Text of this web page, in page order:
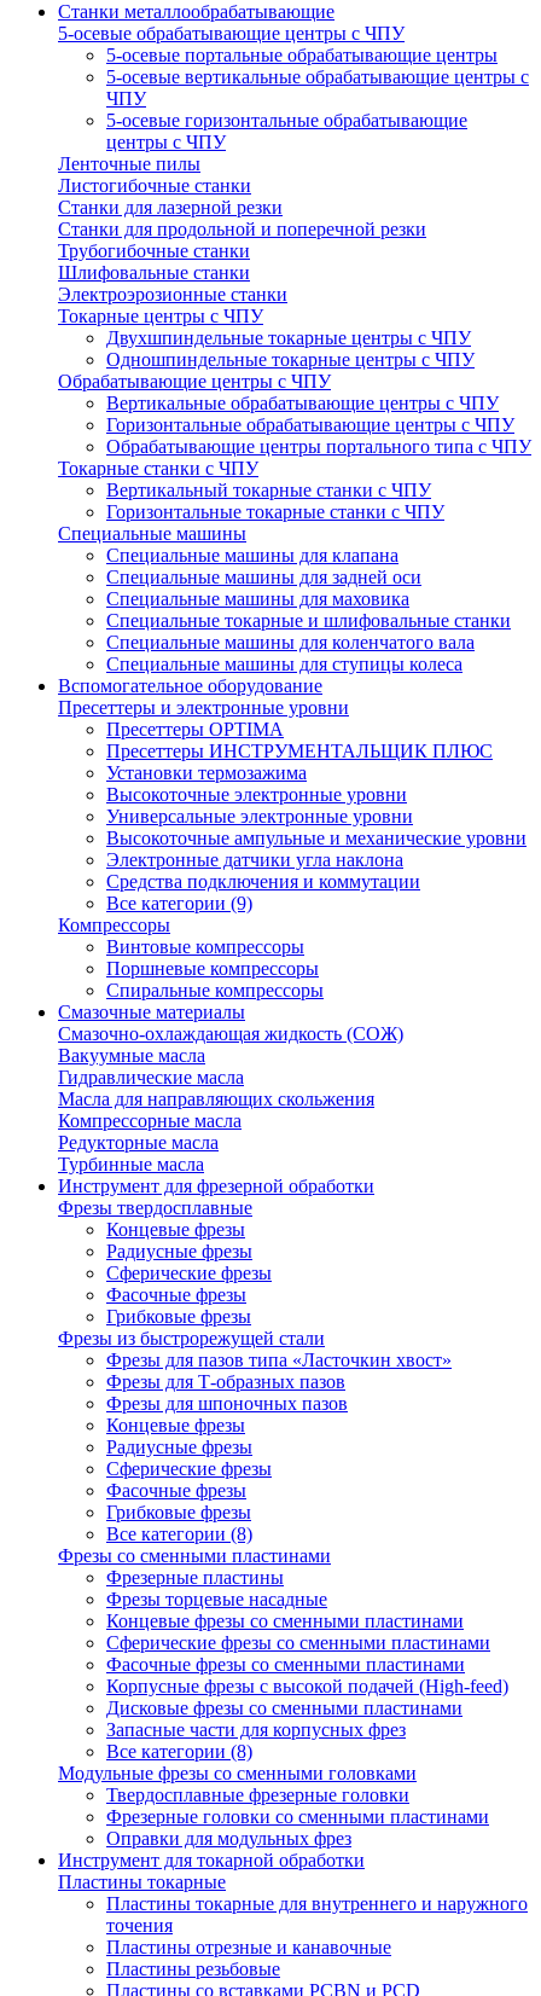
Станки металлообрабатывающие
5-осевые обрабатывающие центры с ЧПУ
5-осевые портальные обрабатывающие центры
5-осевые вертикальные обрабатывающие центры с
ЧПУ
5-осевые горизонтальные обрабатывающие
центры с ЧПУ
Ленточные пилы
Листогибочные станки
Станки для лазерной резки
Станки для продольной и поперечной резки
Трубогибочные станки
Шлифовальные станки
Электроэрозионные станки
Токарные центры с ЧПУ
Двухшпиндельные токарные центры с ЧПУ
Одношпиндельные токарные центры с ЧПУ
Обрабатывающие центры с ЧПУ
Вертикальные обрабатывающие центры с ЧПУ
Горизонтальные обрабатывающие центры с ЧПУ
Обрабатывающие центры портального типа с ЧПУ
Токарные станки с ЧПУ
Вертикальный токарные станки с ЧПУ
Горизонтальные токарные станки с ЧПУ
Специальные машины
Специальные машины для клапана
Специальные машины для задней оси
Специальные машины для маховика
Специальные токарные и шлифовальные станки
Специальные машины для коленчатого вала
Специальные машины для ступицы колеса
Вспомогательное оборудование
Пресеттеры и электронные уровни
Пресеттеры OPTIMA
Пресеттеры ИНСТРУМЕНТАЛЬЩИК ПЛЮС
Установки термозажима
Высокоточные электронные уровни
Универсальные электронные уровни
Высокоточные ампульные и механические уровни
Электронные датчики угла наклона
Средства подключения и коммутации
Все категории (9)
Компрессоры
Винтовые компрессоры
Поршневые компрессоры
Спиральные компрессоры
Смазочные материалы
Смазочно-охлаждающая жидкость (СОЖ)
Вакуумные масла
Гидравлические масла
Масла для направляющих скольжения
Компрессорные масла
Редукторные масла
Турбинные масла
Инструмент для фрезерной обработки
Фрезы твердосплавные
Концевые фрезы
Радиусные фрезы
Сферические фрезы
Фасочные фрезы
Грибковые фрезы
Фрезы из быстрорежущей стали
Фрезы для пазов типа «Ласточкин хвост»
Фрезы для Т-образных пазов
Фрезы для шпоночных пазов
Концевые фрезы
Радиусные фрезы
Сферические фрезы
Фасочные фрезы
Грибковые фрезы
Все категории (8)
Фрезы со сменными пластинами
Фрезерные пластины
Фрезы торцевые насадные
Концевые фрезы со сменными пластинами
Сферические фрезы со сменными пластинами
Фасочные фрезы со сменными пластинами
Корпусные фрезы с высокой подачей (High-feed)
Дисковые фрезы со сменными пластинами
Запасные части для корпусных фрез
Все категории (8)
Модульные фрезы со сменными головками
Твердосплавные фрезерные головки
Фрезерные головки со сменными пластинами
Оправки для модульных фрез
Инструмент для токарной обработки
Пластины токарные
Пластины токарные для внутреннего и наружного
точения
Пластины отрезные и канавочные
Пластины резьбовые
Пластины со вставками PCBN и PCD